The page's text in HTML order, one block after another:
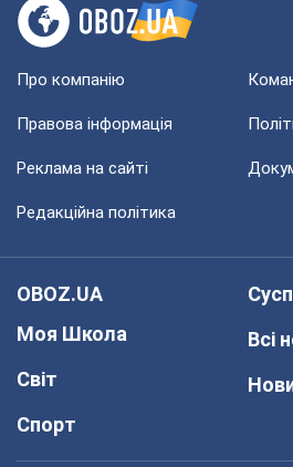
Про компанію
Правова інформація
Реклама на сайті
Редакційна політика
OBOZ.UA
Моя Школа
Світ
Спорт
Всі